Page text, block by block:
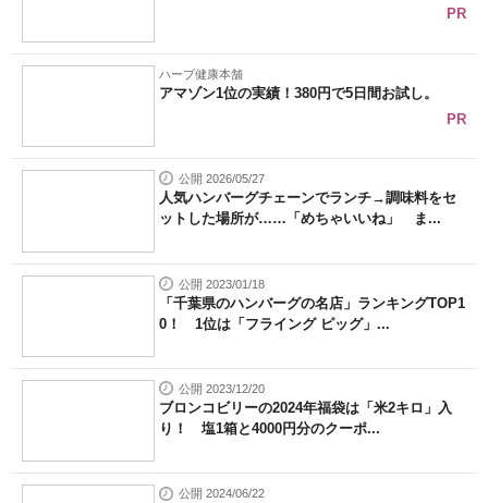
PR
ハーブ健康本舗
アマゾン1位の実績！380円で5日間お試し。
PR
公開 2026/05/27
人気ハンバーグチェーンでランチ→調味料をセ
ットした場所が……「めちゃいいね」 ま...
公開 2023/01/18
「千葉県のハンバーグの名店」ランキングTOP1
0！ 1位は「フライング ピッグ」...
公開 2023/12/20
ブロンコビリーの2024年福袋は「米2キロ」入
り！ 塩1箱と4000円分のクーポ...
公開 2024/06/22